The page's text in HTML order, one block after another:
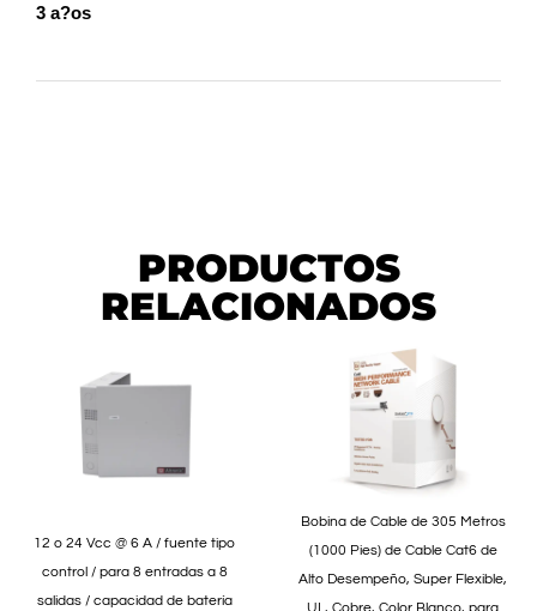
3 a?os
PRODUCTOS
RELACIONADOS
12 o 24 Vcc @ 6 A / fuente tipo
control / para 8 entradas a 8
salidas / capacidad de batería
Bobina de Cable de 305 Metros
(1000 Pies) de Cable Cat6 de
Alto Desempeño, Super Flexible,